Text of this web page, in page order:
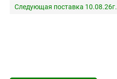
Следующая поставка 10.08.26г.